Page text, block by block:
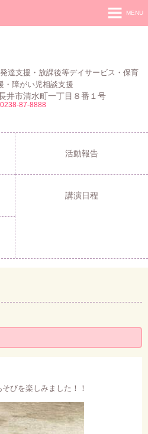
達支援・放課後等デイサービス・保育
・障がい児相談支援
井市清水町一丁目８番１号
87-8888
MENU
活動報告
講演日程
びを楽しみました！！